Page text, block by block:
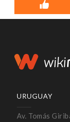
URUGUAY
Av. Tomás